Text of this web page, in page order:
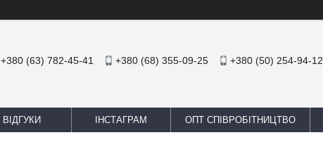
+380 (63) 782-45-41 +380 (68) 355-09-25 +380 (50) 254-94-12
ВІДГУКИ ІНСТАГРАМ ОПТ СПІВРОБІТНИЦТВО